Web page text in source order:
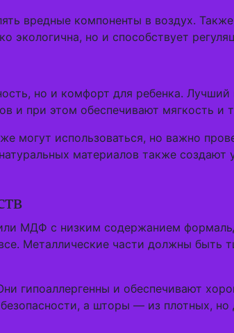
вредные компоненты в воздух.
экологична, но и способствует
но и комфорт для ребенка.
и при этом обеспечивают мягкость и
могут использоваться, но важно
материалов также создают
МДФ с низким содержанием
Металлические части должны быть
гипоаллергенны и обеспечивают
а шторы — из плотных,